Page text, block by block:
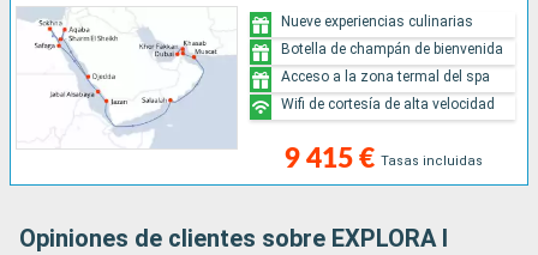
9 415 € Tasas incluidas
Nueve experiencias culinarias
Botella de champán de bienvenida
Acceso a la zona termal del spa
Wifi de cortesía de alta velocidad
Opiniones de clientes sobre EXPLORA I